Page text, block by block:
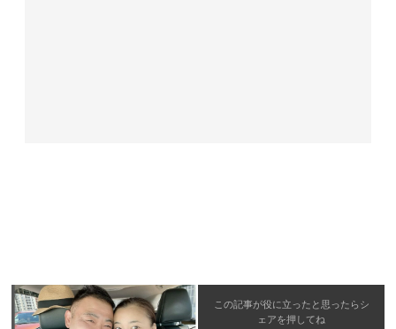
この記事が役に立ったと思ったらシ
ェアを押してね